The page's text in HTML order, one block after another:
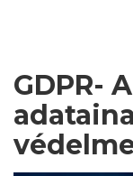
GDPR-